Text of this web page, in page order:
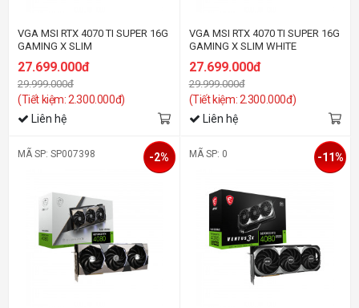
VGA MSI RTX 4070 TI SUPER 16G
GAMING X SLIM
27.699.000đ
29.999.000đ
(Tiết kiệm: 2.300.000đ)
Liên hệ
VGA MSI RTX 4070 TI SUPER 16G
GAMING X SLIM WHITE
27.699.000đ
29.999.000đ
(Tiết kiệm: 2.300.000đ)
Liên hệ
MÃ SP: SP007398 -2% MÃ SP: 0 -11%